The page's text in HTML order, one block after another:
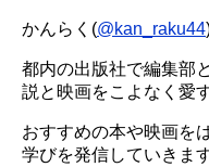
かんらく(@kan_raku44
都内の出版社で編集部
説と映画をこよなく愛
おすすめの本や映画を
学びを発信していきま